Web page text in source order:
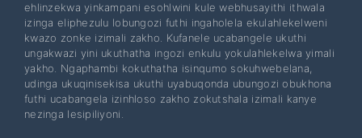
ehlinzekwa yinkampani esohlwini kule webhusayithi ithwala
izinga eliphezulu lobungozi futhi ingaholela ekulahlekelweni
kwazo zonke izimali zakho. Kufanele ucabangele ukuthi
ungakwazi yini ukuthatha ingozi enkulu yokulahlekelwa yimali
yakho. Ngaphambi kokuthatha isinqumo sokuhwebelana,
udinga ukuqinisekisa ukuthi uyabuqonda ubungozi obukhona
futhi ucabangela izinhloso zakho zokutshala izimali kanye
nezinga lesipiliyoni.